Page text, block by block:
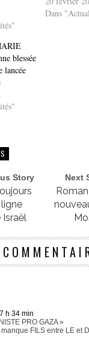
Dans
blessée
lancée
Story
ligne
Next
h 34 min
PRO GAZA »
manque FILS entre LE et